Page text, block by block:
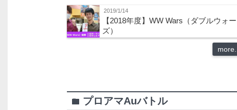
2019/1/14
【2018年度】WW Wars（ダブルウォー
ズ）
more...
folder プロアマAuバトル